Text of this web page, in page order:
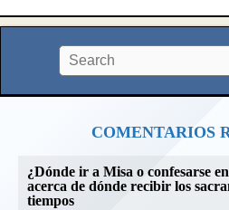
COMENTARIOS
¿Dónde ir a Misa o confesarse
acerca de dónde recibir los
tiempos